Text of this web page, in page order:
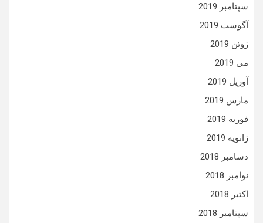
سپتامبر 2019
آگوست 2019
ژوئن 2019
می 2019
آوریل 2019
مارس 2019
فوریه 2019
ژانویه 2019
دسامبر 2018
نوامبر 2018
اکتبر 2018
سپتامبر 2018